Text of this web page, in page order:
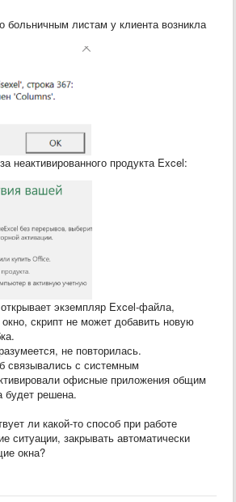
больничным листам у клиента возникла
неактивированного продукта Excel:
экземпляр Excel-файла,
скрипт не может добавить новую
не повторилась.
связывались с системным
офисные приложения общим
будет решена.
ли какой-то способ при работе
ситуации, закрывать автоматически
окна?